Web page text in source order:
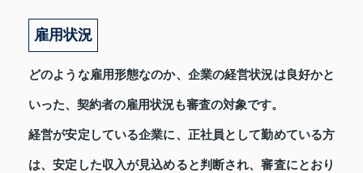
雇用状況
どのような雇用形態なのか、企業の経営状況は良好かと
いった、契約者の雇用状況も審査の対象です。
経営が安定している企業に、正社員として勤めている方
は、安定した収入が見込めると判断され、審査にとおり